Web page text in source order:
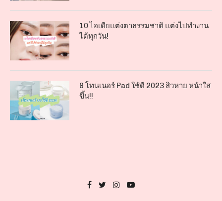
10 ไอเดียแต่งตาธรรมชาติ แต่งไปทำงาน
ได้ทุกวัน!
8 โทนเนอร์ Pad ใช้ดี 2023 สิวหาย หน้าใส
ขึ้น!!